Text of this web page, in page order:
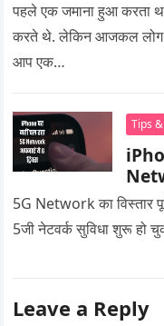
पहले एक जमाना हुआ करता
करते थे. लेकिन आजकल
आप एक…
Tips
5G Network का विस्तार
5जी नेटवर्क सुविधा शुरू हो
Leave a Reply